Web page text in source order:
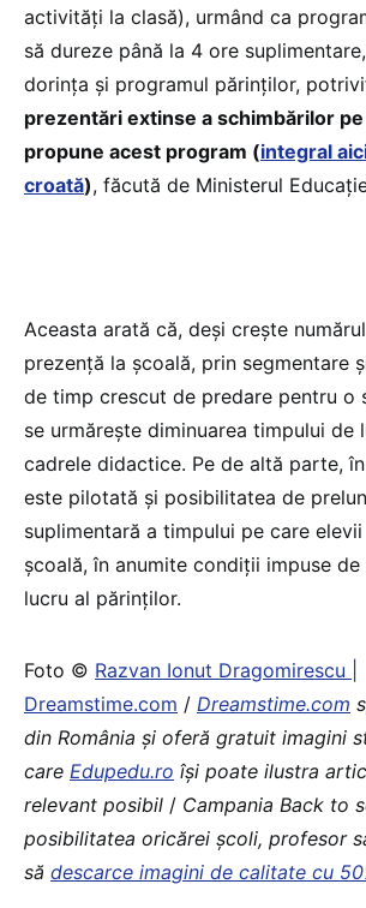
activități la clasă), urmând ca
să dureze până la 4 ore
dorința și programul părinților,
prezentări extinse a schimbărilor
propune acest program (integral
croată), făcută de Ministerul
Aceasta arată că, deși crește
prezență la școală, prin segmentare
de timp crescut de predare pentru o
se urmărește diminuarea timpului de
cadrele didactice. Pe de altă parte,
este pilotată și posibilitatea de
suplimentară a timpului pe care
școală, în anumite condiții impuse
lucru al părinților.
Foto © Razvan Ionut Dragomirescu |
Dreamstime.com / Dreamstime.com
din România şi oferă gratuit imagini
care Edupedu.ro îşi poate ilustra
relevant posibil / Campania Back to
posibilitatea oricărei școli, profesor
să descarce imagini de calitate cu